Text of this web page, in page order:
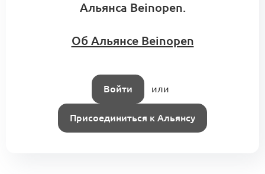
Альянса Beinopen.
Об Альянсе Beinopen
Войти или
Присоединиться к Альянсу